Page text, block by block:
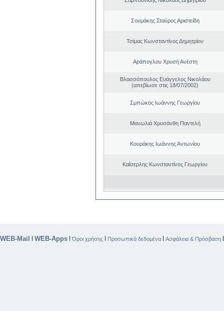
Σουμάκης Σταύρος Αριστείδη
Τσίμας Κωνσταντίνος Δημητρίου
Αράπογλου Χρυσή Ανέστη
Βλασσόπουλος Ευάγγελος Νικολάου
(απεβίωσε στις 18/07/2002)
Σμπώκος Ιωάννης Γεωργίου
Μανωλιά Χρυσάνθη Παντελή
Κουράκης Ιωάννης Αντωνίου
Καΐσερλης Κωνσταντίνος Γεωργίου
WEB-Mail | WEB-Apps |Όροι χρήσης | Προσωπικά δεδομένα | Ασφάλεια & Πρόσβαση